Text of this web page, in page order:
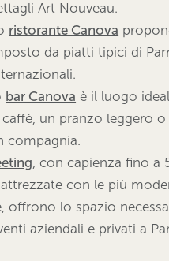
Art Nouveau.
ristorante Canova
da piatti tipici di
bar Canova è il luogo
un pranzo leggero o
compagnia.
, con capienza fino a
con le più
offrono lo spazio
aziendali e privati a